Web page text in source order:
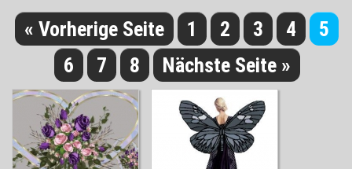
« Vorherige Seite 1 2 3 4
5
6
7 8 Nächste Seite »